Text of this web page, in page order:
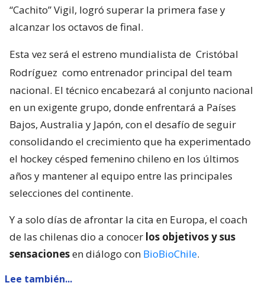
“Cachito” Vigil, logró superar la primera fase y
alcanzar los octavos de final.
Esta vez será el estreno mundialista de Cristóbal
Rodríguez como entrenador principal del team
nacional. El técnico encabezará al conjunto nacional
en un exigente grupo, donde enfrentará a Países
Bajos, Australia y Japón, con el desafío de seguir
consolidando el crecimiento que ha experimentado
el hockey césped femenino chileno en los últimos
años y mantener al equipo entre las principales
selecciones del continente.
Y a solo días de afrontar la cita en Europa, el coach
de las chilenas dio a conocer los objetivos y sus
sensacionesen diálogo con BioBioChile.
Lee también...